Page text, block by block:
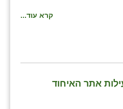
קרא עוד...
אתר האיחוד